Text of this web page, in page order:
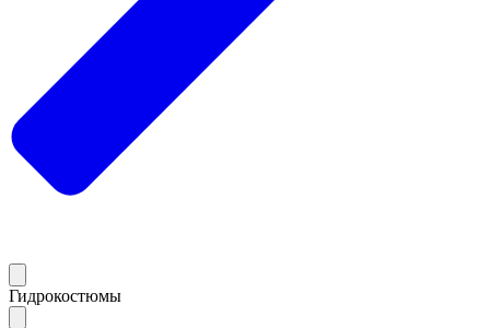
Гидрокостюмы